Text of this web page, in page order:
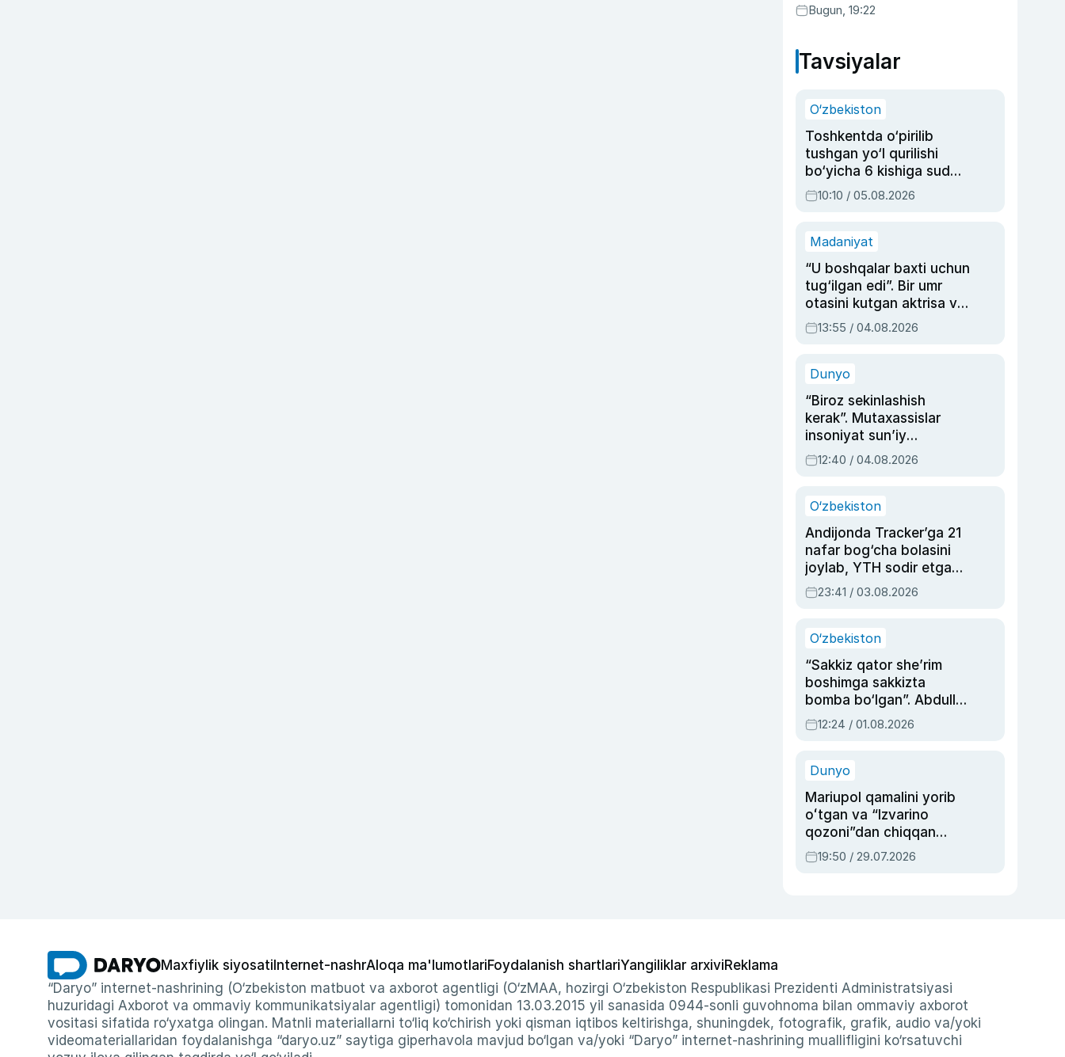
Bugun, 19:22
Tavsiyalar
O‘zbekiston
Toshkentda o‘pirilib
tushgan yo‘l qurilishi
bo‘yicha 6 kishiga sud
hukmi o‘qildi
10:10 / 05.08.2026
Madaniyat
“U boshqalar baxti uchun
tug‘ilgan edi”. Bir umr
otasini kutgan aktrisa va
dublyaj ustasi Rimma
Ahmedovaning
13:55 / 04.08.2026
Dunyo
“Biroz sekinlashish
kerak”. Mutaxassislar
insoniyat sun’iy
intellektni boshqara
olmay qolishidan xavotir
12:40 / 04.08.2026
O‘zbekiston
Andijonda Tracker’ga 21
nafar bog‘cha bolasini
joylab, YTH sodir etgan
ayolga sud hukmi o‘qildi
23:41 / 03.08.2026
O‘zbekiston
“Sakkiz qator she’rim
boshimga sakkizta
bomba bo‘lgan”. Abdulla
Oripovni siyosiy
ayblovlardan asrab
12:24 / 01.08.2026
Dunyo
Mariupol qamalini yorib
oʻtgan va “Izvarino
qozoni”dan chiqqan
qahramon — Ukraina
armiyasi bosh
19:50 / 29.07.2026
Maxfiylik siyosati Internet-nashrAloqa ma'lumotlariFoydalanish shartlariYangiliklar arxiviReklama
“Daryo” internet-nashrining (O‘zbekiston matbuot va axborot agentligi (O‘zMAA, hozirgi O‘zbekiston Respublikasi Prezidenti Administratsiyasi
huzuridagi Axborot va ommaviy kommunikatsiyalar agentligi) tomonidan 13.03.2015 yil sanasida 0944-sonli guvohnoma bilan ommaviy axborot
vositasi sifatida ro‘yxatga olingan. Matnli materiallarni to‘liq ko‘chirish yoki qisman iqtibos keltirishga, shuningdek, fotografik, grafik, audio va/yoki
videomateriallaridan foydalanishga “daryo.uz” saytiga giperhavola mavjud bo‘lgan va/yoki “Daryo” internet-nashrining muallifligini ko‘rsatuvchi